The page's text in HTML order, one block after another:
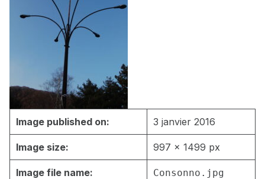
Image published on: 3 janvier 2016
Image size: 997 × 1499 px
Image file name: Consonno.jpg